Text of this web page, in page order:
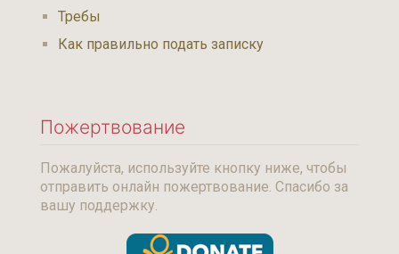
Требы
Как правильно подать записку
Пожертвование
Пожалуйста, используйте кнопку ниже, чтобы
отправить онлайн пожертвование. Спасибо за
вашу поддержку.